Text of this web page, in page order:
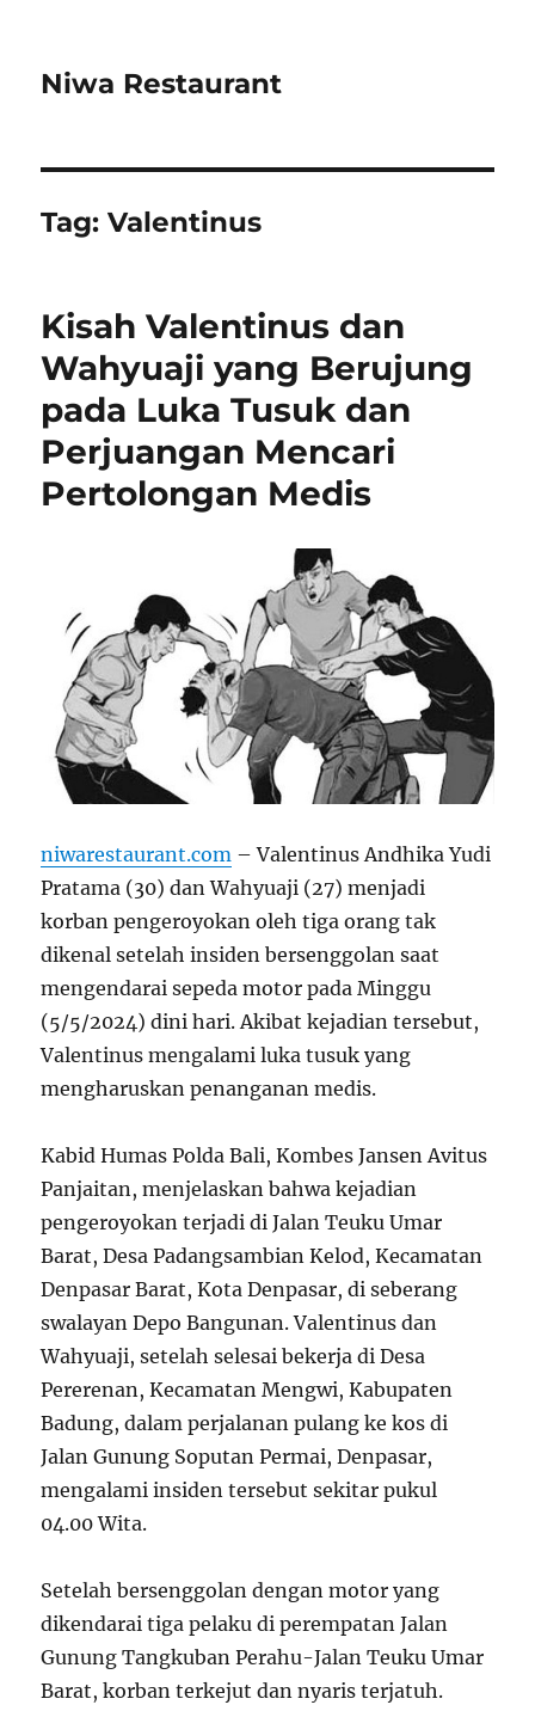
Niwa Restaurant
Tag:Valentinus
Kisah Valentinus dan
Wahyuaji yang Berujung
pada Luka Tusuk dan
Perjuangan Mencari
Pertolongan Medis
niwarestaurant.com – Valentinus Andhika Yudi
Pratama (30) dan Wahyuaji (27) menjadi
korban pengeroyokan oleh tiga orang tak
dikenal setelah insiden bersenggolan saat
mengendarai sepeda motor pada Minggu
(5/5/2024) dini hari. Akibat kejadian tersebut,
Valentinus mengalami luka tusuk yang
mengharuskan penanganan medis.
Kabid Humas Polda Bali, Kombes Jansen Avitus
Panjaitan, menjelaskan bahwa kejadian
pengeroyokan terjadi di Jalan Teuku Umar
Barat, Desa Padangsambian Kelod, Kecamatan
Denpasar Barat, Kota Denpasar, di seberang
swalayan Depo Bangunan. Valentinus dan
Wahyuaji, setelah selesai bekerja di Desa
Pererenan, Kecamatan Mengwi, Kabupaten
Badung, dalam perjalanan pulang ke kos di
Jalan Gunung Soputan Permai, Denpasar,
mengalami insiden tersebut sekitar pukul
04.00 Wita.
Setelah bersenggolan dengan motor yang
dikendarai tiga pelaku di perempatan Jalan
Gunung Tangkuban Perahu-Jalan Teuku Umar
Barat, korban terkejut dan nyaris terjatuh.